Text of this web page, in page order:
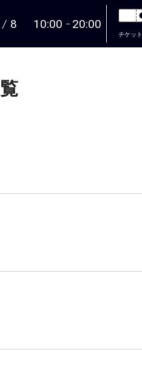
8 10:00 20:00
チケット